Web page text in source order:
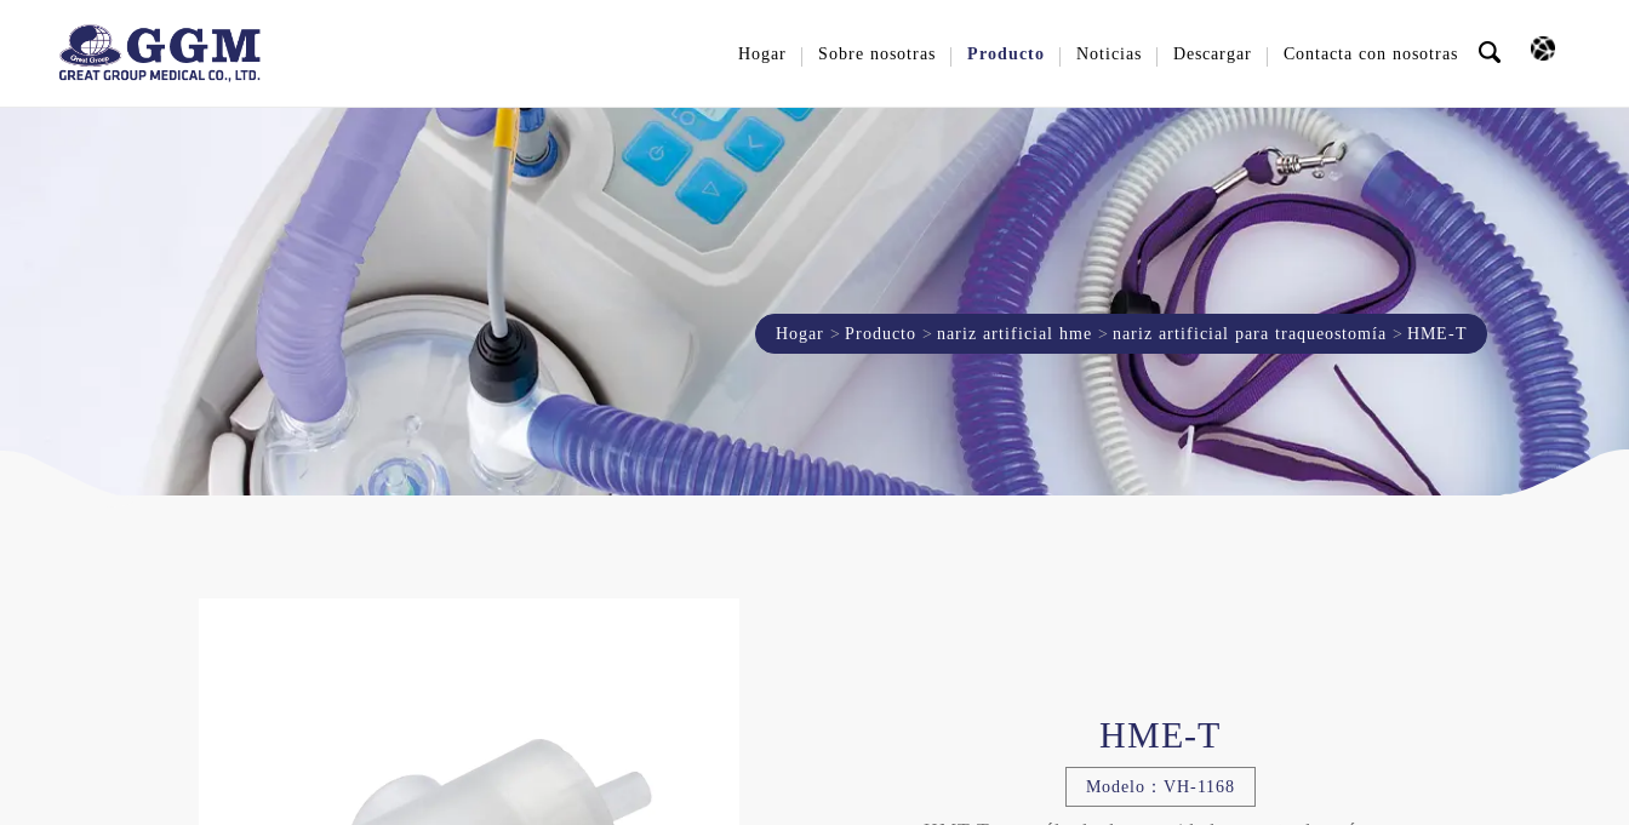
Hogar Sobre nosotras Producto Noticias Descargar Contacta con nosotras
Hogar Producto nariz artificial hme nariz artificial para traqueostomía HME-T
HME-T
Modelo：VH-1168